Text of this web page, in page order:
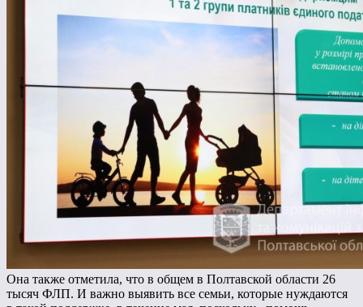
Она также отметила, что в общем в Полтавской области 26
тысяч ФЛП. И важно выявить все семьи, которые нуждаются